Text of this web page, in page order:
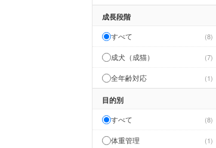
成長段階
すべて 8
成犬（成猫） 7
全年齢対応 1
目的別
すべて 8
体重管理 1